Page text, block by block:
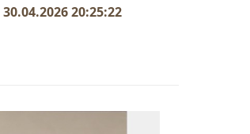
30.04.2026 20:25:22